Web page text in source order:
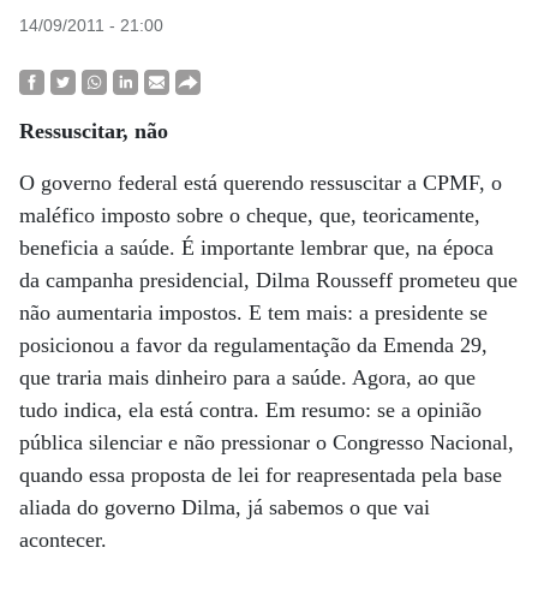
14/09/2011 - 21:00
Ressuscitar, não
O governo federal está querendo ressuscitar a CPMF, o
maléfico imposto sobre o cheque, que, teoricamente,
beneficia a saúde. É importante lembrar que, na época
da campanha presidencial, Dilma Rousseff prometeu que
não aumentaria impostos. E tem mais: a presidente se
posicionou a favor da regulamentação da Emenda 29,
que traria mais dinheiro para a saúde. Agora, ao que
tudo indica, ela está contra. Em resumo: se a opinião
pública silenciar e não pressionar o Congresso Nacional,
quando essa proposta de lei for reapresentada pela base
aliada do governo Dilma, já sabemos o que vai
acontecer.